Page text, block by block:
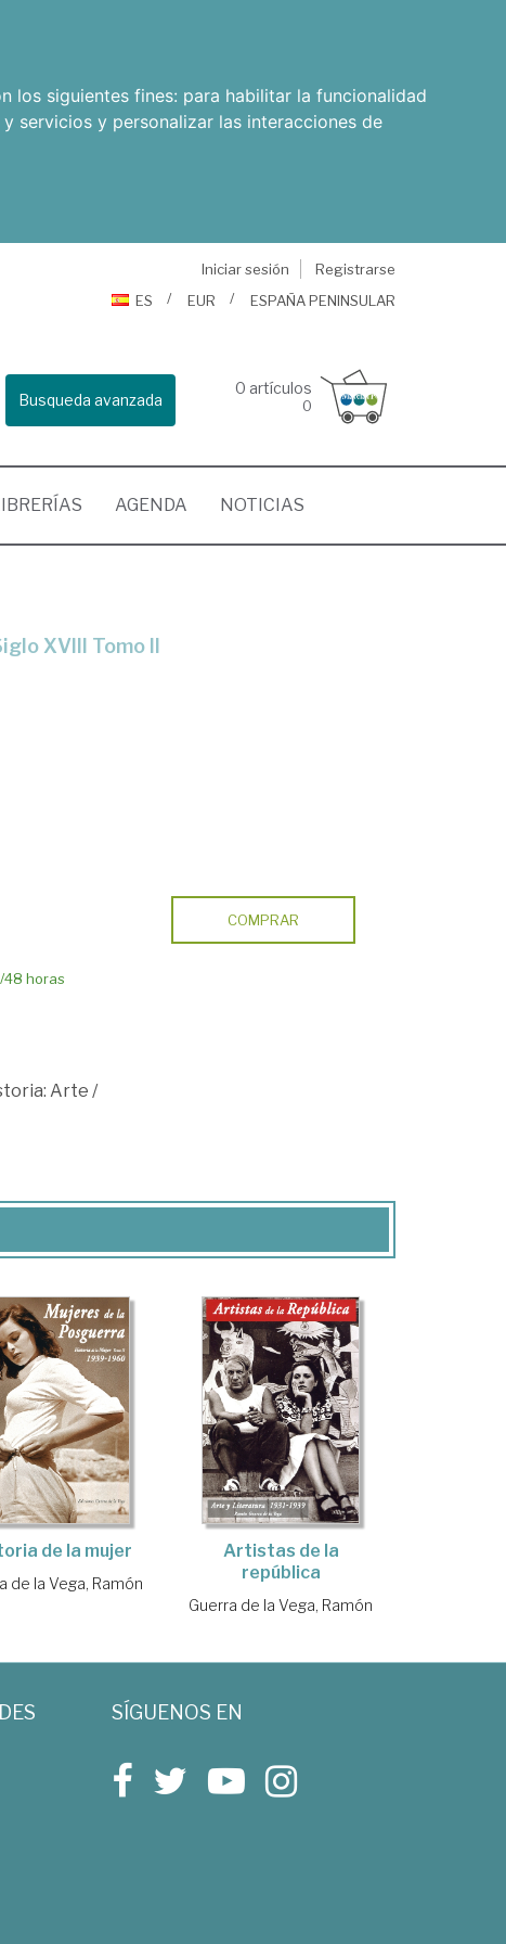
los siguientes fines: para habilitar la funcionalidad
servicios y personalizar las interacciones de
Iniciar sesión
Registrarse
ES
EUR ESPAÑA PENINSULAR
Busqueda avanzada
0 artículos
0
AGENDA NOTICIAS
XVIII Tomo II
48 horas
COMPRAR
Arte /
de la mujer
de la Vega, Ramón
Artistas de la
república
Guerra de la Vega, Ramón
SÍGUENOS EN